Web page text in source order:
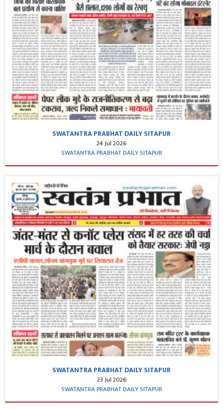
SWATANTRA PRABHAT DAILY SITAPUR
24 Jul 2026
SWATANTRA PRABHAT DAILY SITAPUR
SWATANTRA PRABHAT DAILY SITAPUR
23 Jul 2026
SWATANTRA PRABHAT DAILY SITAPUR